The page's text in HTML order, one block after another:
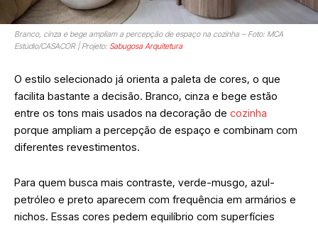
Branco, cinza e bege ampliam a percepção de espaço na cozinha – Foto: MCA
Estúdio/CASACOR | Projeto: Sabugosa Arquitetura
O estilo selecionado já orienta a paleta de cores, o que
facilita bastante a decisão. Branco, cinza e bege estão
entre os tons mais usados na decoração de cozinha
porque ampliam a percepção de espaço e combinam com
diferentes revestimentos.
Para quem busca mais contraste, verde-musgo, azul-
petróleo e preto aparecem com frequência em armários e
nichos. Essas cores pedem equilíbrio com superfícies